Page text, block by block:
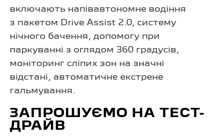
включають напівавтономне водіння
з пакетом Drive Assist 2.0, систему
нічного бачення, допомогу при
паркуванні з оглядом 360 градусів,
моніторинг сліпих зон на значні
відстані, автоматичне екстрене
гальмування.
ЗАПРОШУЄМО НА ТЕСТ-
ДРАЙВ